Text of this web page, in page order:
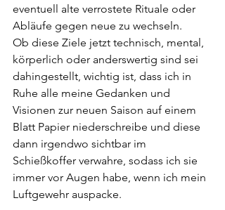
eventuell alte verrostete Rituale oder
Abläufe gegen neue zu wechseln.
Ob diese Ziele jetzt technisch, mental,
körperlich oder anderswertig sind sei
dahingestellt, wichtig ist, dass ich in
Ruhe alle meine Gedanken und
Visionen zur neuen Saison auf einem
Blatt Papier niederschreibe und diese
dann irgendwo sichtbar im
Schießkoffer verwahre, sodass ich sie
immer vor Augen habe, wenn ich mein
Luftgewehr auspacke.